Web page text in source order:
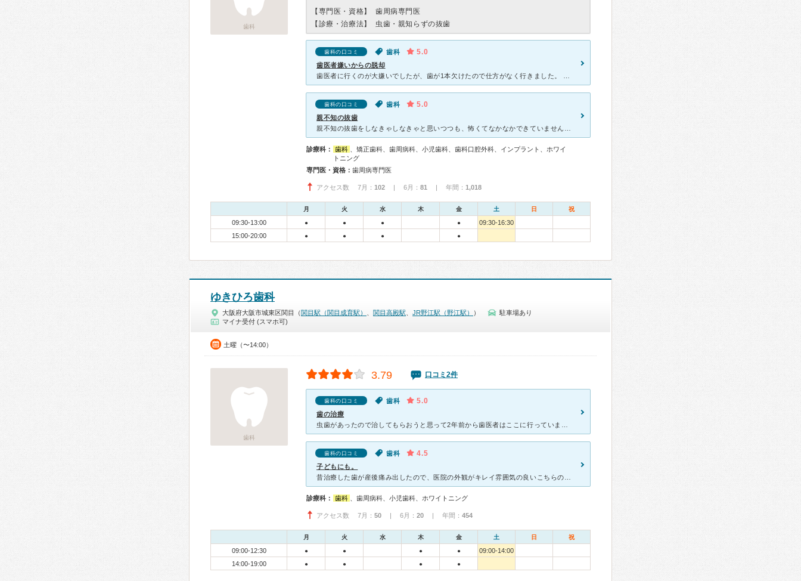
歯科
【専門医・資格】
歯周病専門医
【診療・治療法】
虫歯・親知らずの抜歯
歯科の口コミ 歯科 5.0
歯医者嫌いからの脱却
歯科の口コミ 歯科 5.0
親不知の抜歯
診療科： 歯科
、矯正歯科、歯周病科、小児歯科、歯科口腔外科、インプラント、ホワイ
トニング
専門医・資格： 歯周病専門医
アクセス数 7月： 102 | 6月： 81 | 年間： 1,018
月 火 水 木 金 土 日 祝
09:30-13:00 ● ● ● ●
09:30-16:30
15:00-20:00
● ● ● ●
ゆきひろ歯科
大阪府大阪市城東区関目（関目駅（関目成育駅） 関目高殿駅 JR野江駅（野江駅） ）
駐車場あり
マイナ受付 (スマホ可)
土曜（〜14:00）
歯科
3.79 口コミ2件
歯科の口コミ 歯科 5.0
歯の治療
歯科の口コミ 歯科 4.5
子どもにも。
診療科： 歯科 、歯周病科、小児歯科、ホワイトニング
アクセス数 7月： 50 | 6月： 20 | 年間： 454
月 火 水 木 金 土 日 祝
09:00-12:30 ● ● ● ●
09:00-14:00
14:00-19:00
● ● ● ●